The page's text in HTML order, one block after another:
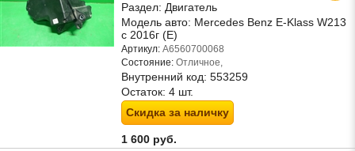
Раздел: Двигатель
Модель авто: Mercedes Benz E-Klass W213
с 2016г (Е)
Артикул: A6560700068
Состояние: Отличное,
Внутренний код: 553259
Остаток: 4 шт.
Скидка за наличку
1 600 руб.